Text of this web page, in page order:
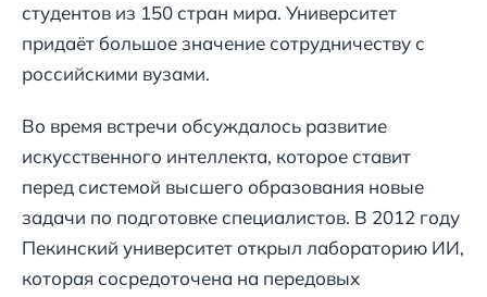
студентов из 150 стран мира. Университет
придаёт большое значение сотрудничеству с
российскими вузами.
Во время встречи обсуждалось развитие
искусственного интеллекта, которое ставит
перед системой высшего образования новые
задачи по подготовке специалистов. В 2012 году
Пекинский университет открыл лабораторию ИИ,
которая сосредоточена на передовых